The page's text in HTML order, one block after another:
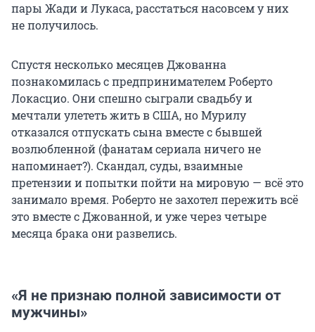
пары Жади и Лукаса, расстаться насовсем у них
не получилось.
Спустя несколько месяцев Джованна
познакомилась с предпринимателем Роберто
Локасцио. Они спешно сыграли свадьбу и
мечтали улететь жить в США, но Мурилу
отказался отпускать сына вместе с бывшей
возлюбленной (фанатам сериала ничего не
напоминает?). Скандал, суды, взаимные
претензии и попытки пойти на мировую — всё это
занимало время. Роберто не захотел пережить всё
это вместе с Джованной, и уже через четыре
месяца брака они развелись.
«Я не признаю полной зависимости от
мужчины»